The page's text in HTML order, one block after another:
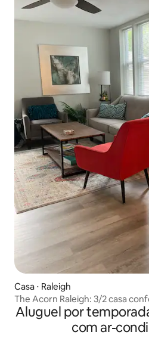
Casa ⋅ Raleigh
The Acorn Raleigh: 3/2 casa confortável por
NCSU/Lenovo
Aluguel por
com ar-